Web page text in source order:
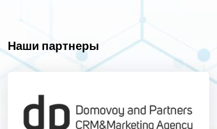
Наши партнеры